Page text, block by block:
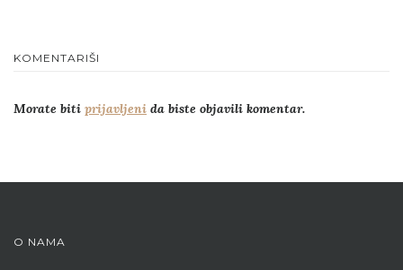
KOMENTARIŠI
Morate biti prijavljeni da biste objavili komentar.
O NAMA